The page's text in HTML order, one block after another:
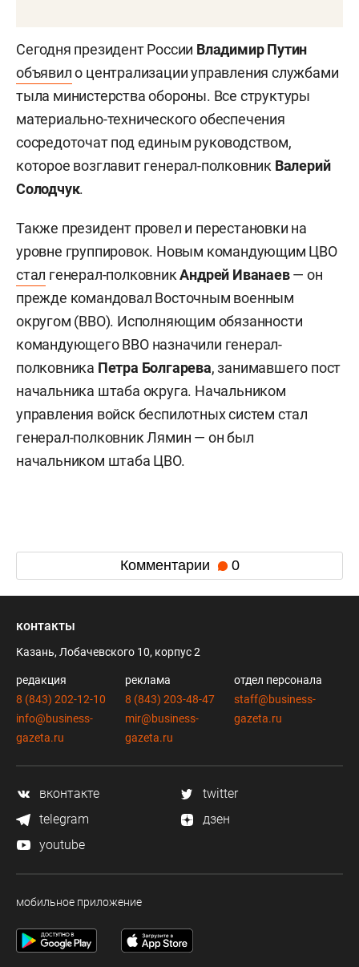
Сегодня президент России Владимир Путин
объявило централизации управления службами
тыла министерства обороны. Все структуры
материально-технического обеспечения
сосредоточат под единым руководством,
которое возглавит генерал-полковник Валерий
Солодчук.
Также президент провел и перестановки на
уровне группировок. Новым командующим ЦВО
стал генерал-полковникАндрей Иванаев— он
прежде командовал Восточным военным
округом (ВВО). Исполняющим обязанности
командующего ВВО назначили генерал-
полковника Петра Болгарева, занимавшего пост
начальника штаба округа. Начальником
управления войск беспилотных систем стал
генерал-полковник Лямин — он был
начальником штаба ЦВО.
Комментарии 0
контакты
Казань, Лобачевского 10, корпус 2
редакция
8 (843) 202-12-10
info@business-
gazeta.ru
реклама
8 (843) 203-48-47
mir@business-
gazeta.ru
отдел персонала
staff@business-
gazeta.ru
вконтакте
twitter
telegram
дзен
youtube
мобильное приложение